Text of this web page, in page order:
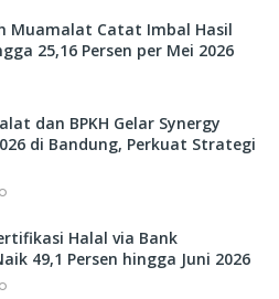
Muamalat Catat Imbal Hasil
25,16 Persen per Mei 2026
dan BPKH Gelar Synergy
di Bandung, Perkuat Strategi
Halal via Bank
49,1 Persen hingga Juni 2026